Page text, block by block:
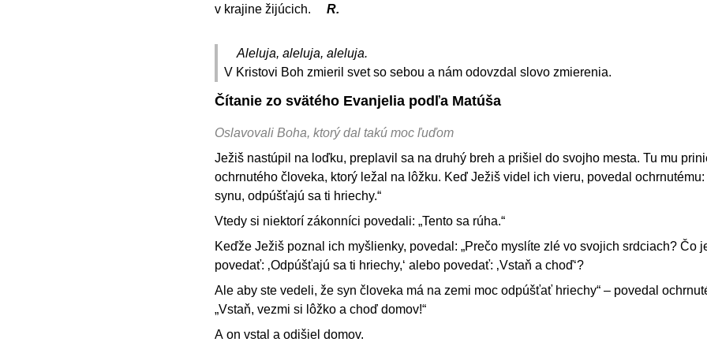
v krajine žijúcich. R.
Aleluja, aleluja, aleluja.
V Kristovi Boh zmieril svet so sebou a nám odovzdal slovo zmierenia.
Čítanie zo svätého Evanjelia podľa Matúša
Oslavovali Boha, ktorý dal takú moc ľuďom
Ježiš nastúpil na loďku, preplavil sa na druhý breh a prišiel do svojho mesta. Tu mu
ochrnutého človeka, ktorý ležal na lôžku. Keď Ježiš videl ich vieru, povedal ochrnutému:
synu, odpúšťajú sa ti hriechy.“
Vtedy si niektorí zákonníci povedali: „Tento sa rúha.“
Keďže Ježiš poznal ich myšlienky, povedal: „Prečo myslíte zlé vo svojich srdciach? Čo
povedať: ‚Odpúšťajú sa ti hriechy,‘ alebo povedať: ‚Vstaň a choď‘?
Ale aby ste vedeli, že syn človeka má na zemi moc odpúšťať hriechy“ – povedal
„Vstaň, vezmi si lôžko a choď domov!“
A on vstal a odišiel domov.